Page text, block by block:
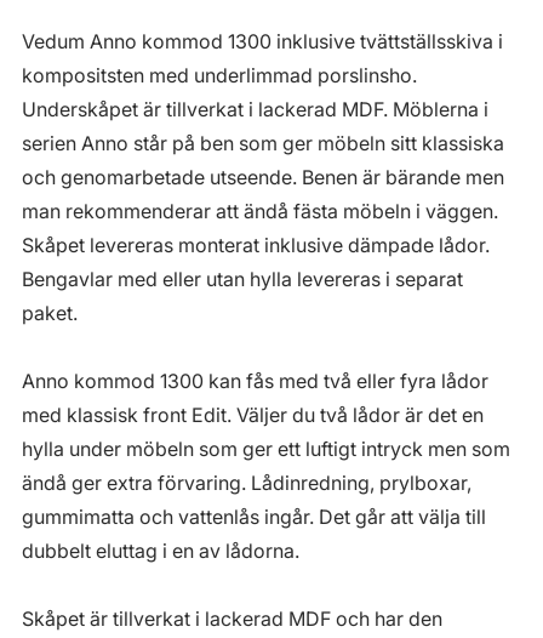
Vedum Anno kommod 1300 inklusive tvättställsskiva i
kompositsten med underlimmad porslinsho.
Underskåpet är tillverkat i lackerad MDF. Möblerna i
serien Anno står på ben som ger möbeln sitt klassiska
och genomarbetade utseende. Benen är bärande men
man rekommenderar att ändå fästa möbeln i väggen.
Skåpet levereras monterat inklusive dämpade lådor.
Bengavlar med eller utan hylla levereras i separat
paket.
Anno kommod 1300 kan fås med två eller fyra lådor
med klassisk front Edit. Väljer du två lådor är det en
hylla under möbeln som ger ett luftigt intryck men som
ändå ger extra förvaring. Lådinredning, prylboxar,
gummimatta och vattenlås ingår. Det går att välja till
dubbelt eluttag i en av lådorna.
Skåpet är tillverkat i lackerad MDF och har den